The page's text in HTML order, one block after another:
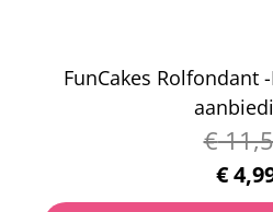
FunCakes Rolfondant
€
€